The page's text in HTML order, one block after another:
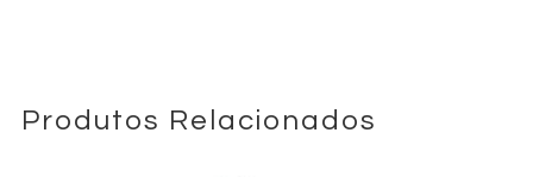
Large é um testemunho do compromisso da Manfrotto com a
Produtos Relacionados